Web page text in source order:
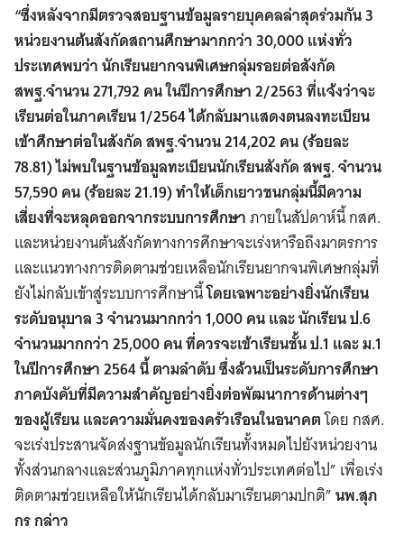
“ซึ่งหลังจากมีตรวจสอบฐานข้อมูลรายบุคคลล่าสุดร่วมกัน 3
หน่วยงานต้นสังกัดสถานศึกษามากกว่า 30,000 แห่งทั่ว
ประเทศพบว่า นักเรียนยากจนพิเศษกลุ่มรอยต่อสังกัด
สพฐ.จำนวน 271,792 คน ในปีการศึกษา 2/2563 ที่แจ้งว่าจะ
เรียนต่อในภาคเรียน 1/2564 ได้กลับมาแสดงตนลงทะเบียน
เข้าศึกษาต่อในสังกัด สพฐ.จำนวน 214,202 คน (ร้อยละ
78.81) ไม่พบในฐานข้อมูลทะเบียนนักเรียนสังกัด สพฐ. จำนวน
57,590 คน (ร้อยละ 21.19) ทำให้เด็กเยาวชนกลุ่มนี้มีความ
เสี่ยงที่จะหลุดออกจากระบบการศึกษาภายในสัปดาห์นี้ กสศ.
และหน่วยงานต้นสังกัดทางการศึกษาจะเร่งหารือถึงมาตรการ
และแนวทางการติดตามช่วยเหลือนักเรียนยากจนพิเศษกลุ่มที่
ยังไม่กลับเข้าสู่ระบบการศึกษานี้โดยเฉพาะอย่างยิ่งนักเรียน
ระดับอนุบาล 3 จำนวนมากกว่า 1,000 คน และ นักเรียน ป.6
จำนวนมากกว่า 25,000 คน ที่ควรจะเข้าเรียนชั้น ป.1 และ ม.1
ในปีการศึกษา 2564 นี้ ตามลำดับ ซึ่งล้วนเป็นระดับการศึกษา
ภาคบังคับที่มีความสำคัญอย่างยิ่งต่อพัฒนาการด้านต่างๆ
ของผู้เรียน และความมั่นคงของครัวเรือนในอนาคตโดย กสศ.
จะเร่งประสานจัดส่งฐานข้อมูลนักเรียนทั้งหมดไปยังหน่วยงาน
ทั้งส่วนกลางและส่วนภูมิภาคทุกแห่งทั่วประเทศต่อไป” เพื่อเร่ง
ติดตามช่วยเหลือให้นักเรียนได้กลับมาเรียนตามปกติ”นพ.สุภ
กร กล่าว